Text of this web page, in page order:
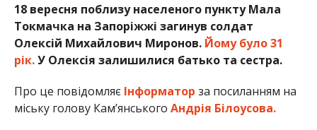
18 вересня поблизу населеного пункту Мала
Токмачка на Запоріжжі загинув солдат
Олексій Михайлович Миронов.Йому було 31
рік.У Олексія залишилися батько та сестра.
Про це повідомляє Інформатор за посиланням на
міську голову Кам’янського Андрія Білоусова.